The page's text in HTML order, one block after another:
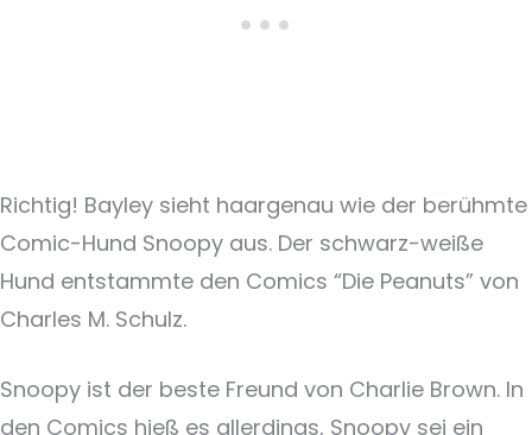
Richtig! Bayley sieht haargenau wie der berühmte
Comic-Hund Snoopy aus. Der schwarz-weiße
Hund entstammte den Comics “Die Peanuts” von
Charles M. Schulz.
Snoopy ist der beste Freund von Charlie Brown. In
den Comics hieß es allerdings, Snoopy sei ein